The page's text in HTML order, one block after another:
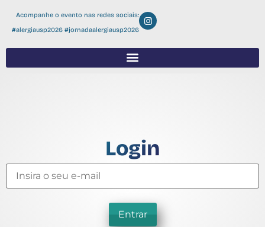
Acompanhe o evento nas redes sociais:
#alergiausp2026 #jornadaalergiausp2026
Login
Entrar